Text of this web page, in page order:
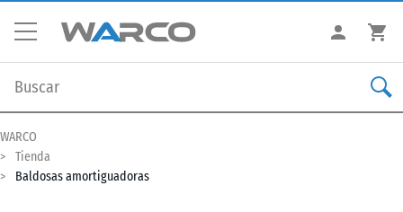
WARCO
Tienda
Baldosas amortiguadoras